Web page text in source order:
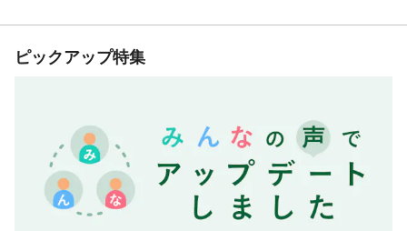
ピックアップ特集